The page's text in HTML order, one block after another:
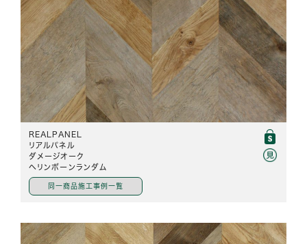
REALPANEL
リアルパネル
ダメージオーク
ヘリンボーンランダム
同一商品施工事例一覧